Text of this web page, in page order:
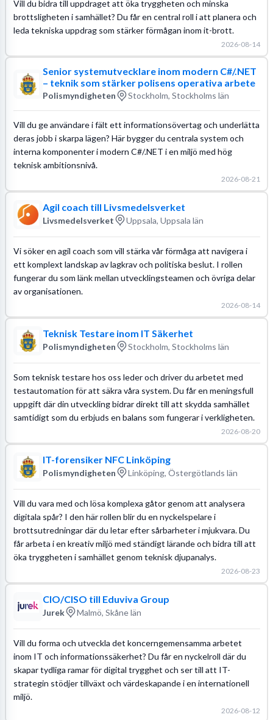
Vill du bidra till uppdraget att öka tryggheten och minska
brottsligheten i samhället? Du får en central roll i att planera och
leda tekniska uppdrag som stärker förmågan inom it-brott.
2026-08-14
Senior systemutvecklare inom modern C#/.NET
– teknik som stärker polisens operativa arbete
Polismyndigheten Stockholm, Stockholms län
Vill du ge användare i fält ett informationsövertag och underlätta
deras jobb i skarpa lägen? Här bygger du centrala system och
interna komponenter i modern C#/.NET i en miljö med hög
teknisk ambitionsnivå.
2026-08-21
Agil coach till Livsmedelsverket
Livsmedelsverket Uppsala, Uppsala län
Vi söker en agil coach som vill stärka vår förmåga att navigera i
ett komplext landskap av lagkrav och politiska beslut. I rollen
fungerar du som länk mellan utvecklingsteamen och övriga delar
av organisationen.
2026-08-14
Teknisk Testare inom IT Säkerhet
Polismyndigheten Stockholm, Stockholms län
Som teknisk testare hos oss leder och driver du arbetet med
testautomation för att säkra våra system. Du får en meningsfull
uppgift där din utveckling bidrar direkt till att skydda samhället
samtidigt som du erbjuds en balans som fungerar i verkligheten.
2026-08-20
IT-forensiker NFC Linköping
Polismyndigheten Linköping, Östergötlands län
Vill du vara med och lösa komplexa gåtor genom att analysera
digitala spår? I den här rollen blir du en nyckelspelare i
brottsutredningar där du letar efter sårbarheter i mjukvara. Du
får arbeta i en kreativ miljö med ständigt lärande och bidra till att
öka tryggheten i samhället genom teknisk djupanalys.
2026-08-23
CIO/CISO till Eduviva Group
Jurek Malmö, Skåne län
Vill du forma och utveckla det koncerngemensamma arbetet
inom IT och informationssäkerhet? Du får en nyckelroll där du
skapar tydliga ramar för digital trygghet och ser till att IT-
strategin stödjer tillväxt och värdeskapande i en internationell
miljö.
2026-08-12